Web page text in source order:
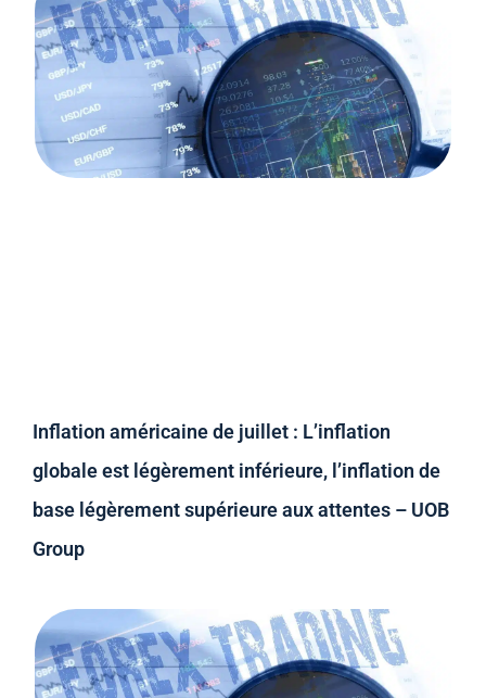
Inflation américaine de juillet : L’inflation
globale est légèrement inférieure, l’inflation de
base légèrement supérieure aux attentes – UOB
Group